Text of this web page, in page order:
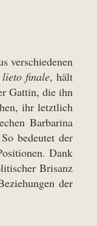
verschiedenen
lieto finale, hält
Gattin, die ihn
ihr letztlich
Barbarina
bedeutet der
Dank
Brisanz
der